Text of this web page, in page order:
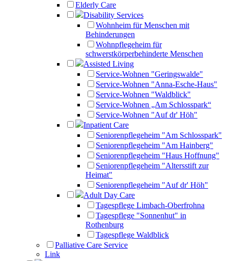
Elderly Care
Disability Services
Wohnheim für Menschen mit
Behinderungen
Wohnpflegeheim für
schwerstkörperbehinderte Menschen
Assisted Living
Service-Wohnen "Geringswalde"
Service-Wohnen "Anna-Esche-Haus"
Service-Wohnen "Waldblick"
Service-Wohnen „Am Schlosspark“
Service-Wohnen "Auf dr' Höh"
Inpatient Care
Seniorenpflegeheim "Am Schlosspark"
Seniorenpflegeheim "Am Hainberg"
Seniorenpflegeheim "Haus Hoffnung"
Seniorenpflegeheim "Altersstift zur
Heimat"
Seniorenpflegeheim "Auf dr' Höh"
Adult Day Care
Tagespflege Limbach-Oberfrohna
Tagespflege "Sonnenhut" in
Rothenburg
Tagespflege Waldblick
Palliative Care Service
Link